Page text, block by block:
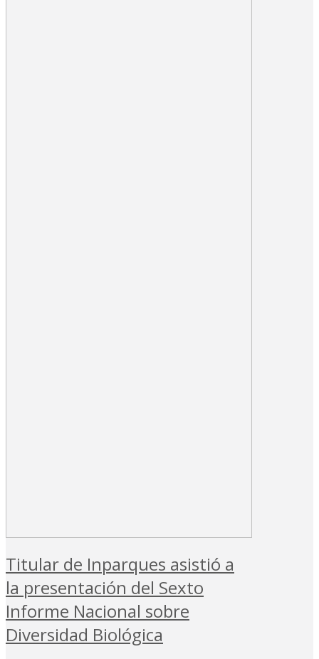
Titular de Inparques asistió a
la presentación del Sexto
Informe Nacional sobre
Diversidad Biológica